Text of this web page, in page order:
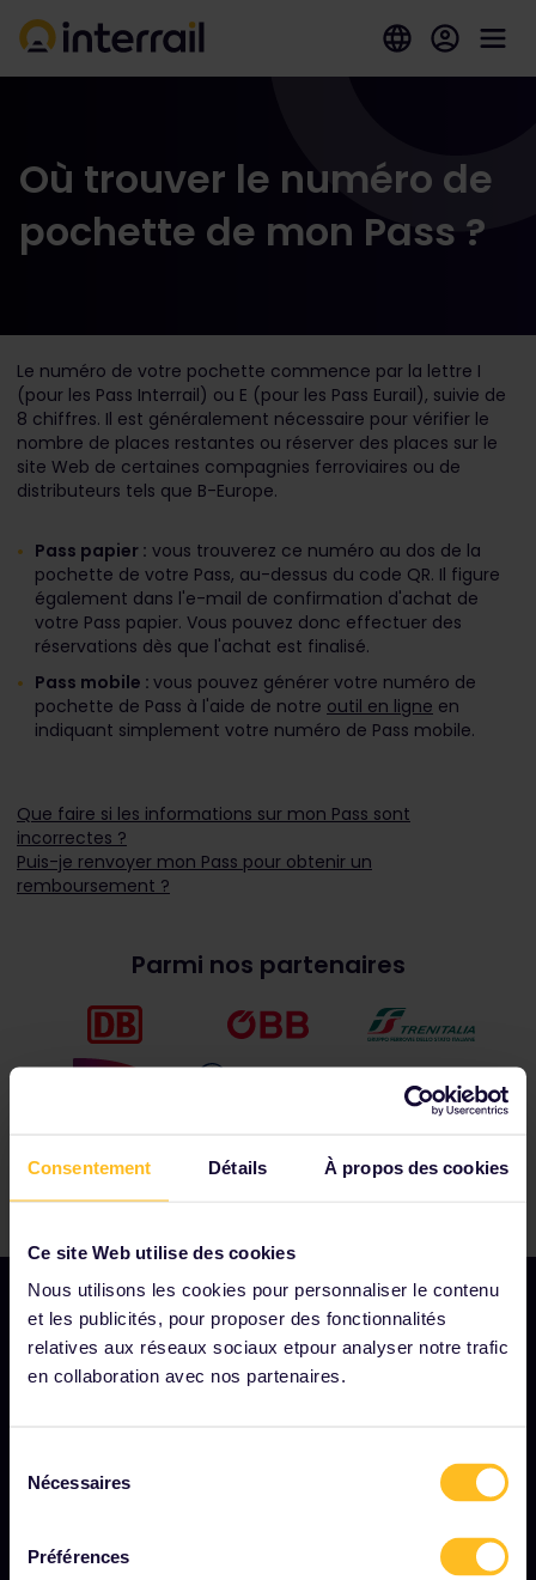
Consentement Détails À propos des cookies
Ce site Web utilise des cookies
Nous utilisons les cookies pour personnaliser le contenu
et les publicités, pour proposer des fonctionnalités
relatives aux réseaux sociaux etpour analyser notre trafic
en collaboration avec nos partenaires.
Nécessaires
Préférences
Où trouver le numéro de
pochette de mon Pass ?
Le numéro de votre pochette commence par la lettre I
(pour les Pass Interrail) ou E (pour les Pass Eurail), suivie de
8 chiffres. Il est généralement nécessaire pour vérifier le
nombre de places restantes ou réserver des places sur le
site Web de certaines compagnies ferroviaires ou de
distributeurs tels que B-Europe.
Pass papier : vous trouverez ce numéro au dos de la
pochette de votre Pass, au-dessus du code QR. Il figure
également dans l'e-mail de confirmation d'achat de
votre Pass papier. Vous pouvez donc effectuer des
réservations dès que l'achat est finalisé.
Pass mobile : vous pouvez générer votre numéro de
pochette de Pass à l'aide de notre outil en ligne en
indiquant simplement votre numéro de Pass mobile.
Que faire si les informations sur mon Pass sont
incorrectes ?
Puis-je renvoyer mon Pass pour obtenir un
remboursement ?
Parmi nos partenaires
NOTRE SOCIÉTÉ
Devenez notre partenaire